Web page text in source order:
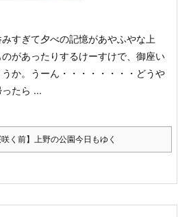
すぎて夕べの記憶があやふやな上
があったりするけーすけで、御座い
か。
うーん・・・・・・・・どうや
たら ...
咲く前】上野の公園今日もゆく